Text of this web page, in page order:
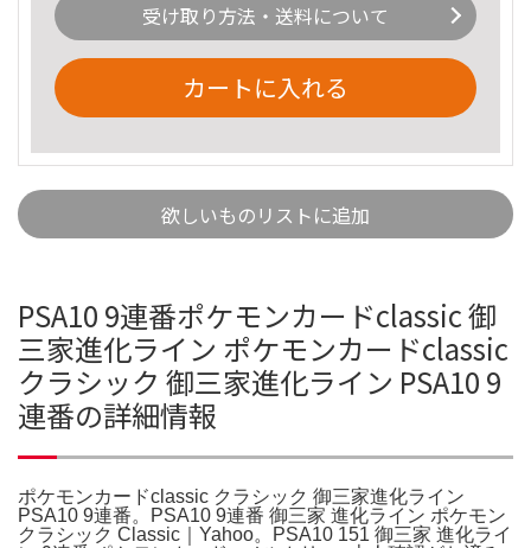
受け取り方法・送料について
カートに入れる
欲しいものリストに追加
PSA10 9連番ポケモンカードclassic 御
三家進化ライン ポケモンカードclassic
クラシック 御三家進化ライン PSA10 9
連番の詳細情報
ポケモンカードclassic クラシック 御三家進化ライン
PSA10 9連番。PSA10 9連番 御三家 進化ライン ポケモン
クラシック Classic｜Yahoo。PSA10 151 御三家 進化ライ